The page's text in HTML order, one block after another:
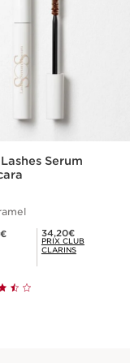
Lashes Serum
Prix Club Clarins 34,20€
34,20€
PRIX CLUB
CLARINS